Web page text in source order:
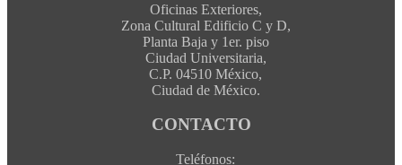
Oficinas Exteriores,
Zona Cultural Edificio C y D,
Planta Baja y 1er. piso
Ciudad Universitaria,
C.P. 04510 México,
Ciudad de México.
CONTACTO
Teléfonos: